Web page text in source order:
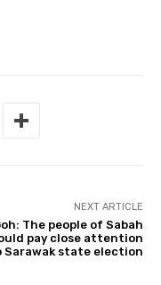
NEXT ARTICLE
The people of Sabah
pay close attention
Sarawak state election